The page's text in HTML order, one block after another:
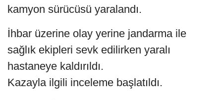
kamyon sürücüsü yaralandı.
İhbar üzerine olay yerine jandarma ile
sağlık ekipleri sevk edilirken yaralı
hastaneye kaldırıldı.
Kazayla ilgili inceleme başlatıldı.